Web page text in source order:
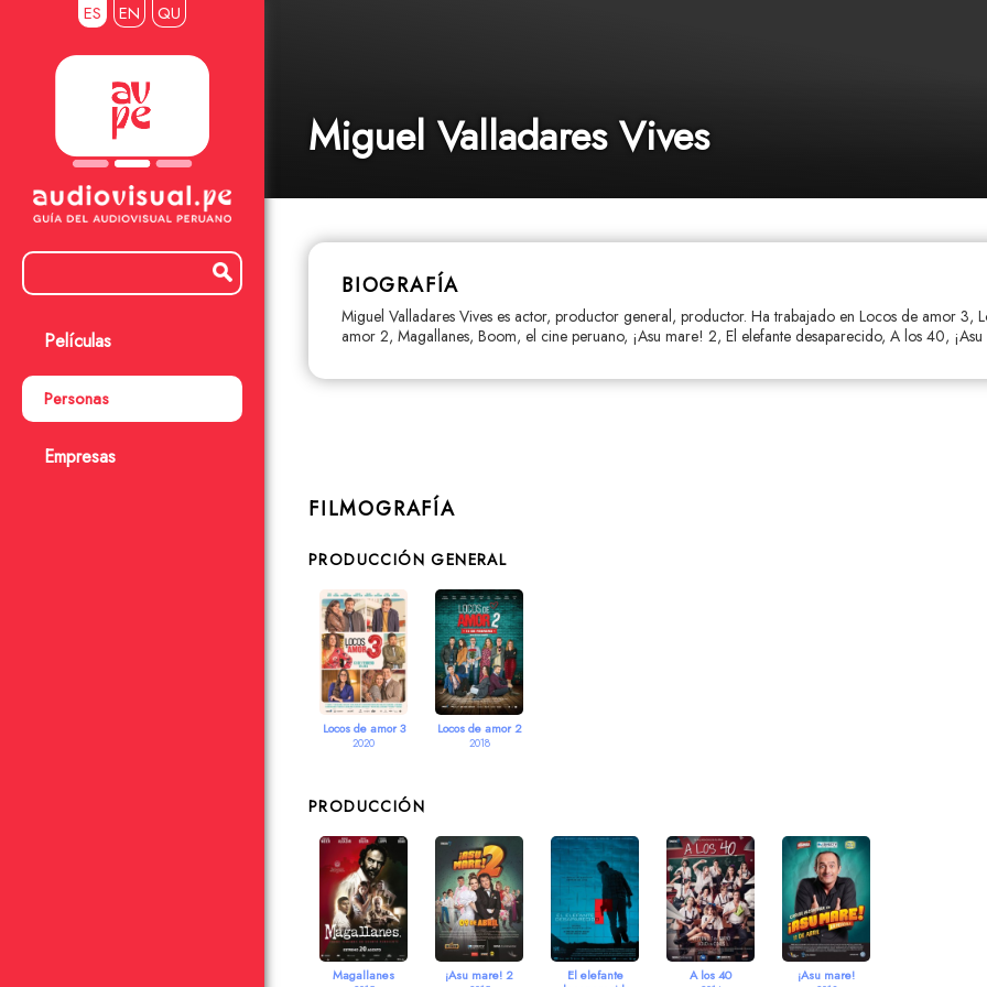
ES EN QU
Películas
Personas
Empresas
Miguel Valladares Vives
BIOGRAFÍA
Miguel Valladares Vives es actor, productor general, productor. Ha trabajado en Locos de amor 3,
amor 2, Magallanes, Boom, el cine peruano, ¡Asu mare! 2, El elefante desaparecido, A los 40,
FILMOGRAFÍA
PRODUCCIÓN GENERAL
Locos de amor 3
2020
Locos de amor 2
2018
PRODUCCIÓN
Magallanes ¡Asu mare! 2
El elefante
A los 40 ¡Asu mare!